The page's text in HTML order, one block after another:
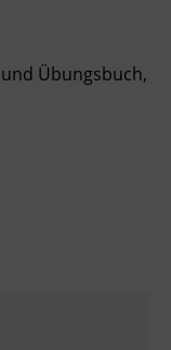
Übungsbuch,